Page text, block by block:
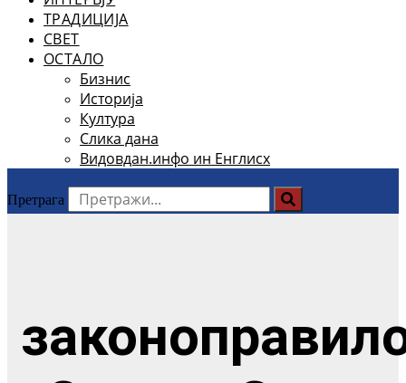
ТРАДИЦИЈА
СВЕТ
ОСТАЛО
Бизнис
Историја
Култура
Слика дана
Видовдан.инфо ин Енглисх
Претрага